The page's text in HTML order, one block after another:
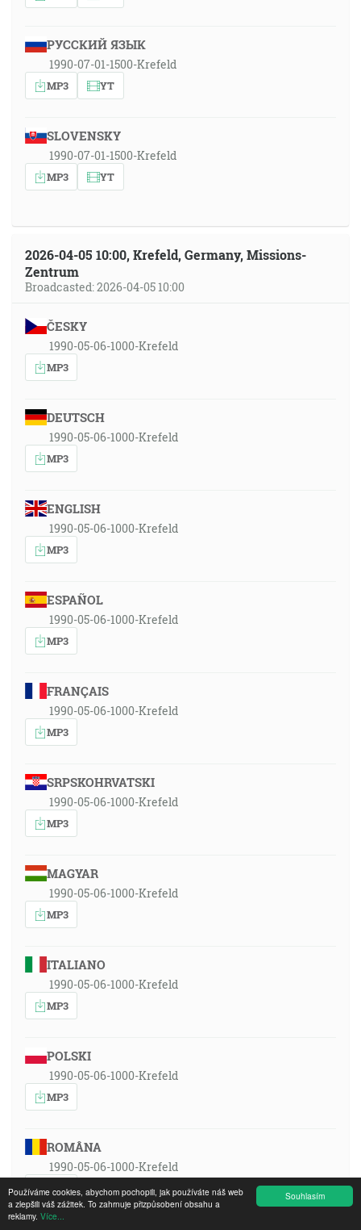
Souhlasím
Používáme cookies, abychom pochopili, jak používáte náš web
a zlepšili váš zážitek. To zahrnuje přizpůsobení obsahu a
reklamy. Více...
РУССКИЙ ЯЗЫК
1990-07-01-1500-Krefeld
MP3 YT
SLOVENSKY
1990-07-01-1500-Krefeld
MP3 YT
2026-04-05 10:00, Krefeld, Germany, Missions-
Zentrum
Broadcasted: 2026-04-05 10:00
ČESKY
1990-05-06-1000-Krefeld
MP3
DEUTSCH
1990-05-06-1000-Krefeld
MP3
ENGLISH
1990-05-06-1000-Krefeld
MP3
ESPAÑOL
1990-05-06-1000-Krefeld
MP3
FRANÇAIS
1990-05-06-1000-Krefeld
MP3
SRPSKOHRVATSKI
1990-05-06-1000-Krefeld
MP3
MAGYAR
1990-05-06-1000-Krefeld
MP3
ITALIANO
1990-05-06-1000-Krefeld
MP3
POLSKI
1990-05-06-1000-Krefeld
MP3
ROMÂNA
1990-05-06-1000-Krefeld
MP3